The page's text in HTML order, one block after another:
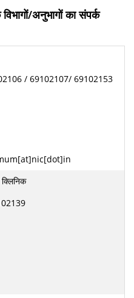
अनुभागों का संपर्क
/ 69102107/ 69102153